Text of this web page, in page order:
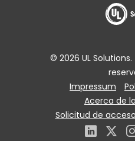
© 2026 UL
Impressum
Acerca de
Solicitud de